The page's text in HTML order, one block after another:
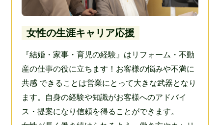
女性の生涯キャリア応援
『結婚・家事・育児の経験』はリフォーム・不動
産の仕事の役に立ちます！お客様の悩みや不満に
共感 できることは営業にとって大きな武器となり
ます。自身の経験や知識がお客様へのアドバイ
ス・提案になり信頼を得ることができます。